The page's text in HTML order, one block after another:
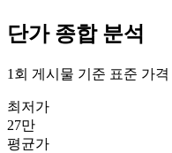
단가종합 분석
1회 게시물 기준 표준 가
최저가
27만
평균가